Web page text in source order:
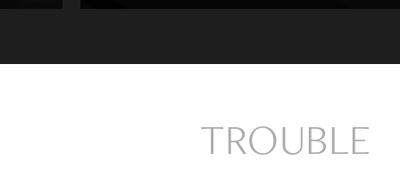
TROUBLE